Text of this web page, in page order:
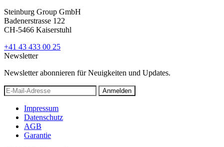
Steinburg Group GmbH
Badenerstrasse 122
CH-5466 Kaiserstuhl
+41 43 433 00 25
Newsletter
Newsletter abonnieren für Neuigkeiten und Updates.
Anmelden
Impressum
Datenschutz
AGB
Garantie